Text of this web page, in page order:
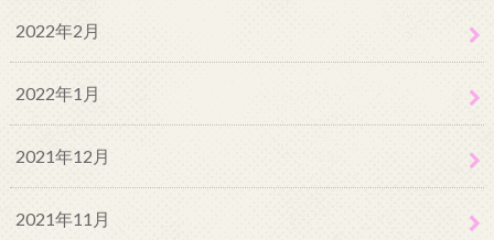
2022年2月
2022年1月
2021年12月
2021年11月